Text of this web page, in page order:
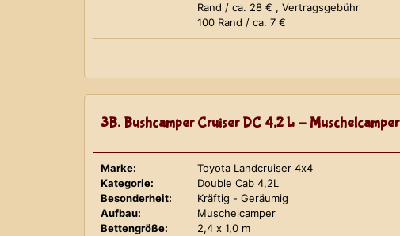
Rand / ca. 28 € , Vertragsgebühr
100 Rand / ca. 7 €
3B. Bushcamper Cruiser DC 4,2 L - Muschelcamper
Marke:
Toyota Landcruiser 4x4
Kategorie:
Double Cab 4,2L
Besonderheit:
Kräftig - Geräumig
Aufbau:
Muschelcamper
Bettengröße:
2,4 x 1,0 m